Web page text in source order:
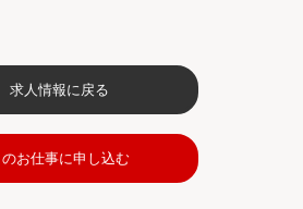
求人情報に戻る
のお仕事に申し込む